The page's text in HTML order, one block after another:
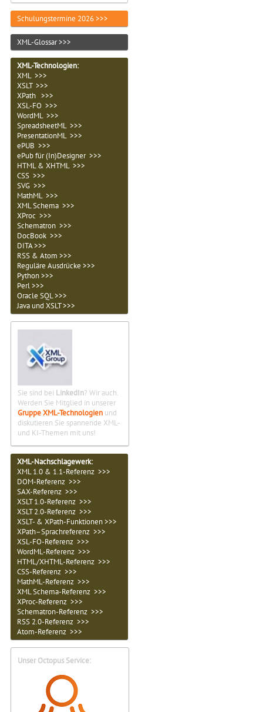
Schulungstermine 2026 >>>
XML-Glossar >>>
XML-Technologien:
XML >>>
XSLT >>>
XPath >>>
XSL-FO >>>
WordML >>>
SpreadsheetML >>>
PresentationML >>>
ePUB >>>
ePub für (In)Designer >>>
HTML & XHTML >>>
CSS >>>
SVG >>>
MathML >>>
XML Schema >>>
XProc >>>
Schematron >>>
DocBook >>>
DITA >>>
RSS & Atom >>>
Reguläre Ausdrücke >>>
Python >>>
Perl >>>
Oracle SQL >>>
Java und XSLT >>>
Sie sind bei LinkedIn? Wir auch.
Werden Sie Mitglied in unserer
Gruppe XML-Technologien und
diskutieren Sie spannende XML-
und KI-Themen mit uns!
XML-Nachschlagewerk:
XML 1.0 & 1.1-Referenz >>>
DOM-Referenz >>>
SAX-Referenz >>>
XSLT 1.0-Referenz >>>
XSLT 2.0-Referenz >>>
XSLT- & XPath-Funktionen >>>
XPath–Sprachreferenz >>>
XSL-FO-Referenz >>>
WordML-Referenz >>>
HTML/XHTML-Referenz >>>
CSS-Referenz >>>
MathML-Referenz >>>
XML Schema-Referenz >>>
XProc-Referenz >>>
Schematron-Referenz >>>
RSS 2.0-Referenz >>>
Atom-Referenz >>>
Unser Octopus Service: